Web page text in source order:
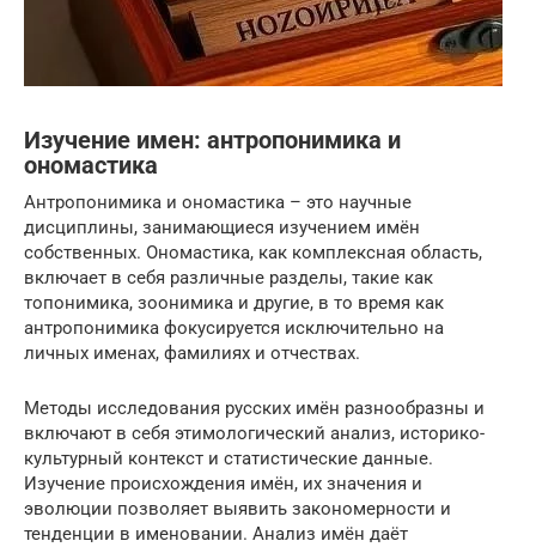
Изучение имен: антропонимика и
ономастика
Антропонимика и ономастика – это научные
дисциплины, занимающиеся изучением имён
собственных. Ономастика, как комплексная область,
включает в себя различные разделы, такие как
топонимика, зоонимика и другие, в то время как
антропонимика фокусируется исключительно на
личных именах, фамилиях и отчествах.
Методы исследования русских имён разнообразны и
включают в себя этимологический анализ, историко-
культурный контекст и статистические данные.
Изучение происхождения имён, их значения и
эволюции позволяет выявить закономерности и
тенденции в именовании. Анализ имён даёт